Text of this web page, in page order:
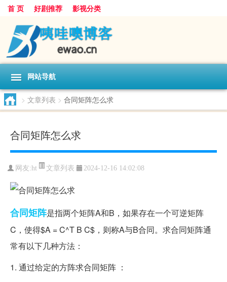
首 页 好剧推荐 影视分类
网站导航
> 文章列表 > 合同矩阵怎么求
合同矩阵怎么求
网友:ht 文章列表 2024-12-16 14:02:08
合同矩阵是指两个矩阵A和B，如果存在一个可逆矩阵
C，使得$A = C^T B C$，则称A与B合同。求合同矩阵通
常有以下几种方法：
1. 通过给定的方阵求合同矩阵 ：